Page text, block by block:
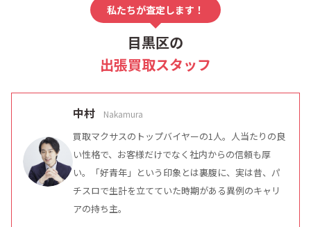
私たちが査定します！
目黒区の
出張買取スタッフ
中村 Nakamura
買取マクサスのトップバイヤーの1人。人当たりの良
い性格で、お客様だけでなく社内からの信頼も厚
い。「好青年」という印象とは裏腹に、実は昔、パ
チスロで生計を立てていた時期がある異例のキャリ
アの持ち主。